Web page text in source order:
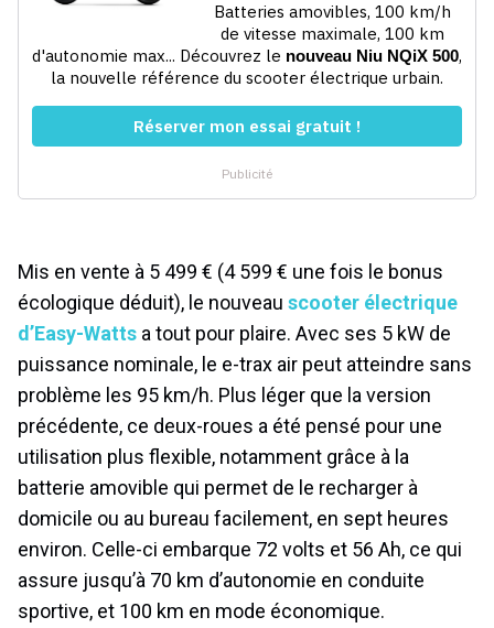
Mis en vente à 5 499 € (4 599 € une fois le bonus
écologique déduit), le nouveau scooter électrique
d’Easy-Watts a tout pour plaire. Avec ses 5 kW de
puissance nominale, le e-trax air peut atteindre sans
problème les 95 km/h. Plus léger que la version
précédente, ce deux-roues a été pensé pour une
utilisation plus flexible, notamment grâce à la
batterie amovible qui permet de le recharger à
domicile ou au bureau facilement, en sept heures
environ. Celle-ci embarque 72 volts et 56 Ah, ce qui
assure jusqu’à 70 km d’autonomie en conduite
sportive, et 100 km en mode économique.